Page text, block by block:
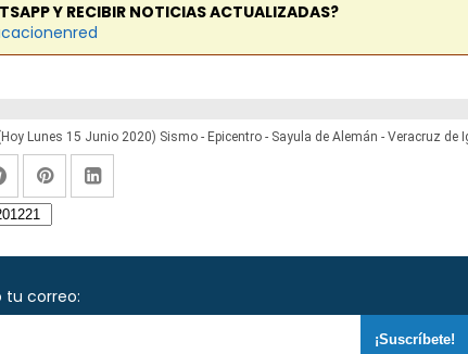
Y RECIBIR NOTICIAS ACTUALIZADAS?
tu correo: